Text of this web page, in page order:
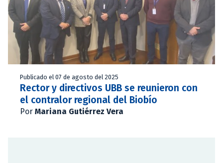
Publicado el 07 de agosto del 2025
Rector y directivos UBB se reunieron con
el contralor regional del Biobío
Por Mariana Gutiérrez Vera